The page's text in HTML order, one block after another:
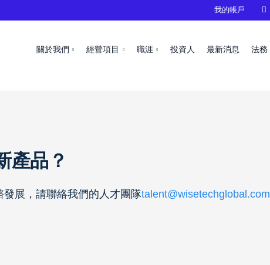
關於我們 經營項目 職涯 投資人 最新消息 法務
我的帳戶 
產品？
展，請聯絡我們的人才團隊talent@wisetechglobal.com